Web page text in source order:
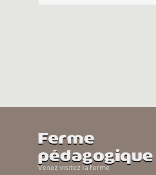
Ferme
pédagogique
Venez visitez la ferme